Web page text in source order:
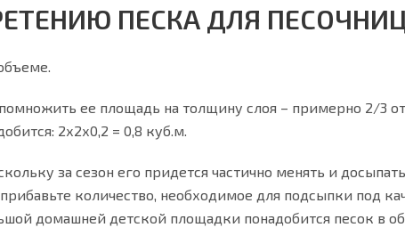
ПЕСКА ДЛЯ
ее площадь на толщину слоя – примерно 2/3
2х2х0,2 = 0,8 куб.м.
за сезон его придется частично менять и
количество, необходимое для подсыпки под
домашней детской площадки понадобится песок в